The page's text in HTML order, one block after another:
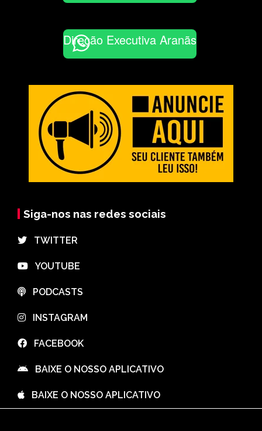
Direção Executiva Aranãs
Siga-nos nas redes sociais
⠀TWITTER
⠀YOUTUBE
⠀PODCASTS
⠀INSTAGRAM
⠀FACEBOOK
⠀BAIXE O NOSSO APLICATIVO
⠀BAIXE O NOSSO APLICATIVO